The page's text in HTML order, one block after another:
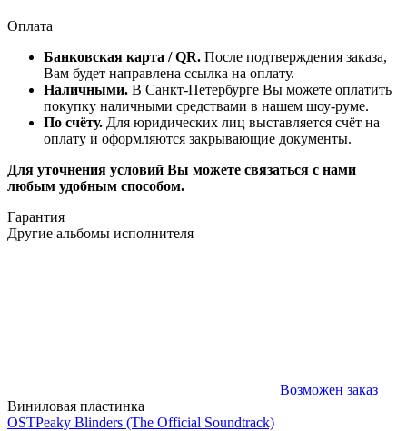
Оплата
Банковская карта / QR. После подтверждения заказа,
Вам будет направлена ссылка на оплату.
Наличными. В Санкт-Петербурге Вы можете оплатить
покупку наличными средствами в нашем шоу-руме.
По счёту. Для юридических лиц выставляется счёт на
оплату и оформляются закрывающие документы.
Для уточнения условий Вы можете связаться с нами
любым удобным способом.
Гарантия
Другие альбомы исполнителя
Возможен заказ
Виниловая пластинка
OSTPeaky Blinders (The Official Soundtrack)